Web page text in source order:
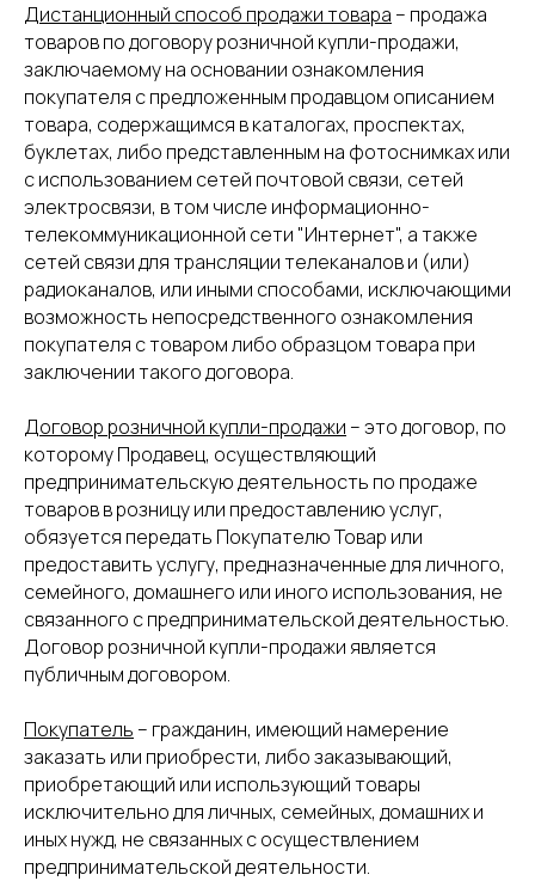
Дистанционный способ продажи товара – продажа
товаров по договору розничной купли-продажи,
заключаемому на основании ознакомления
покупателя с предложенным продавцом описанием
товара, содержащимся в каталогах, проспектах,
буклетах, либо представленным на фотоснимках или
с использованием сетей почтовой связи, сетей
электросвязи, в том числе информационно-
телекоммуникационной сети "Интернет", а также
сетей связи для трансляции телеканалов и (или)
радиоканалов, или иными способами, исключающими
возможность непосредственного ознакомления
покупателя с товаром либо образцом товара при
заключении такого договора.
Договор розничной купли-продажи – это договор, по
которому Продавец, осуществляющий
предпринимательскую деятельность по продаже
товаров в розницу или предоставлению услуг,
обязуется передать Покупателю Товар или
предоставить услугу, предназначенные для личного,
семейного, домашнего или иного использования, не
связанного с предпринимательской деятельностью.
Договор розничной купли-продажи является
публичным договором.
Покупатель – гражданин, имеющий намерение
заказать или приобрести, либо заказывающий,
приобретающий или использующий товары
исключительно для личных, семейных, домашних и
иных нужд, не связанных с осуществлением
предпринимательской деятельности.